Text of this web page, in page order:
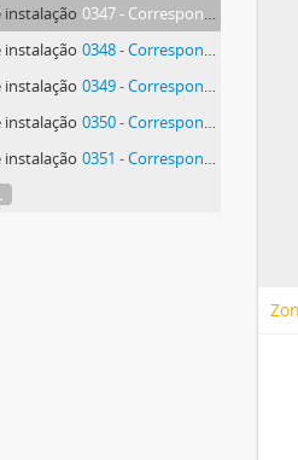
instalação 0347 - Correspondência de Manolo R. Mateos e Pedro Enrique Polo Soltero
instalação 0348 - Correspondência de Manolo R. Mateos e Pedro Enrique Polo Soltero
instalação 0349 - Correspondência de Manolo R. Mateos e Pedro Enrique Polo Soltero
instalação 0350 - Correspondência de Manolo R. Mateos e Pedro Enrique Polo Soltero
instalação 0351 - Correspondência de Manolo R. Mateos e Pedro Enrique Polo Soltero